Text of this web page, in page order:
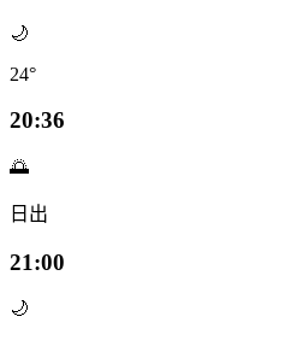
🌙
24°
20:36
🌅
日出
21:00
🌙